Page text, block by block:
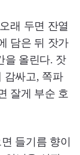
래 두면 잔열
담은 뒤 잣가
을 올린다. 잣
감싸고, 쪽파
잘게 부순 호
들기름 향이